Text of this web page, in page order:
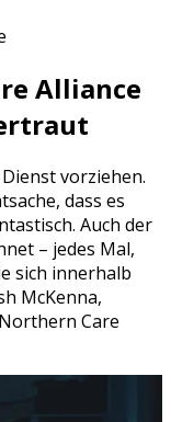
Alliance
vorziehen.
dass es
Auch der
– jedes Mal,
sich innerhalb
McKenna,
Care